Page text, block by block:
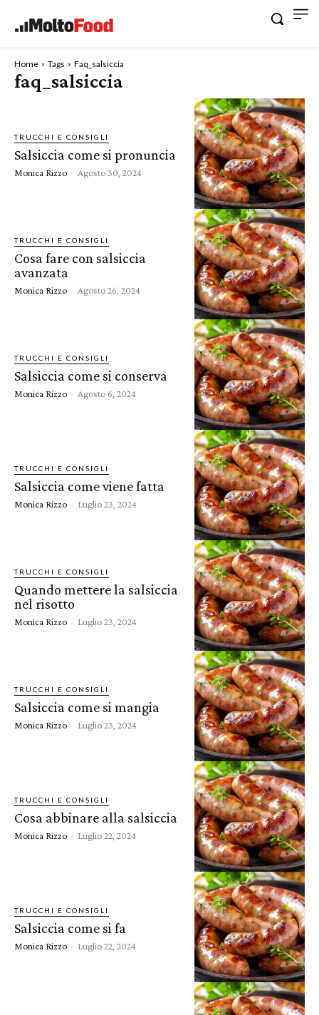
Home Tags Faq_salsiccia
faq_salsiccia
TRUCCHI E CONSIGLI
Salsiccia come si pronuncia
Monica Rizzo - Agosto 30, 2024
TRUCCHI E CONSIGLI
Cosa fare con salsiccia
avanzata
Monica Rizzo - Agosto 26, 2024
TRUCCHI E CONSIGLI
Salsiccia come si conserva
Monica Rizzo - Agosto 6, 2024
TRUCCHI E CONSIGLI
Salsiccia come viene fatta
Monica Rizzo - Luglio 23, 2024
TRUCCHI E CONSIGLI
Quando mettere la salsiccia
nel risotto
Monica Rizzo - Luglio 23, 2024
TRUCCHI E CONSIGLI
Salsiccia come si mangia
Monica Rizzo - Luglio 23, 2024
TRUCCHI E CONSIGLI
Cosa abbinare alla salsiccia
Monica Rizzo - Luglio 22, 2024
TRUCCHI E CONSIGLI
Salsiccia come si fa
Monica Rizzo - Luglio 22, 2024